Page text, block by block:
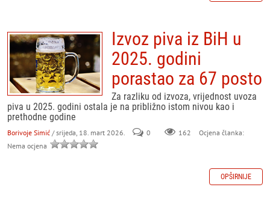
Izvoz piva iz BiH u
2025. godini
porastao za 67 posto
Za razliku od izvoza, vrijednost uvoza
piva u 2025. godini ostala je na približno istom nivou kao i
prethodne godine
Borivoje Simić / srijeda, 18. mart 2026. 0 162
Ocjena članka:
Nema ocjena
OPŠIRNIJE